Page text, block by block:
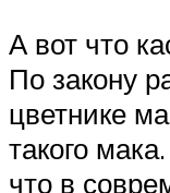
А вот что
По закону
цветнике
такого
что в